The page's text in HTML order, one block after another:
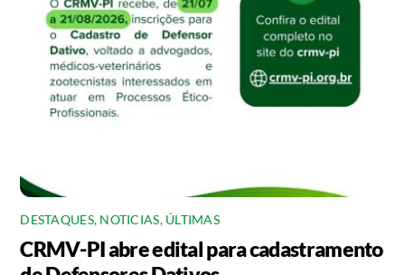
DESTAQUES, NOTICIAS, ÚLTIMAS
CRMV-PI abre edital para cadastramento